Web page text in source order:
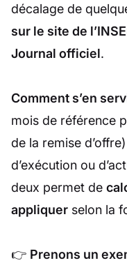
décalage de
sur le site de
Journal officiel.
Comment s’en
mois de référence
de la remise
d’exécution ou
deux permet de
appliquer selon la
👉 Prenons un